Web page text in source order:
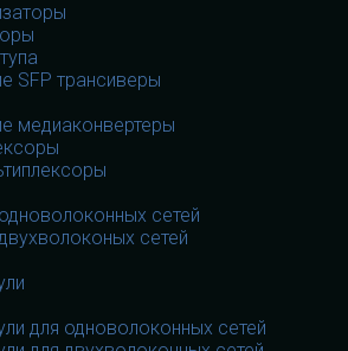
SFP трансиверы
медиаконвертеры
сетей
сетей
для одноволоконных сетей